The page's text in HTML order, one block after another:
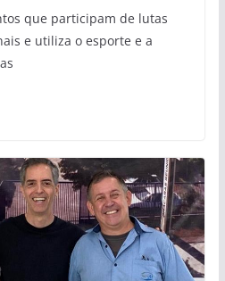
que participam de lutas
e utiliza o esporte e a